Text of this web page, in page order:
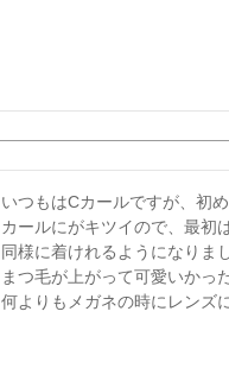
いつもはCカールですが、初
カールにがキツイので、最初
同様に着けれるようになりま
まつ毛が上がって可愛いかっ
何よりもメガネの時にレンズ